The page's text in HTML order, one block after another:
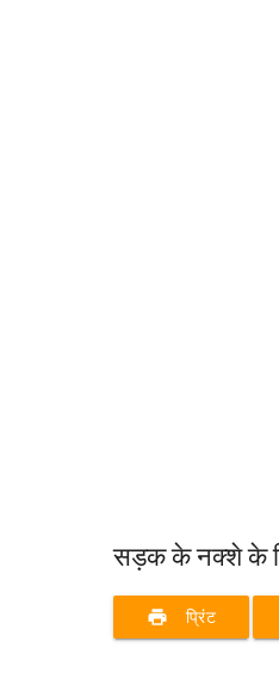
सड़क के नक्शे के
print प्रिंट